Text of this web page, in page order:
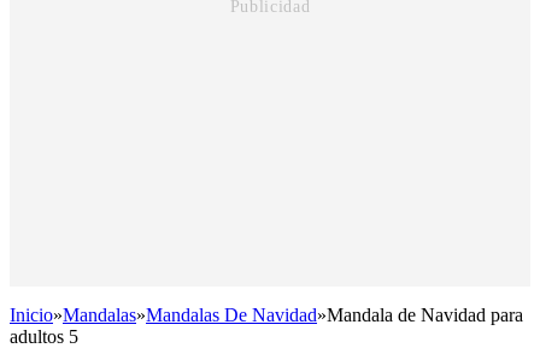
Inicio»Mandalas»Mandalas De Navidad»Mandala de Navidad para
adultos 5